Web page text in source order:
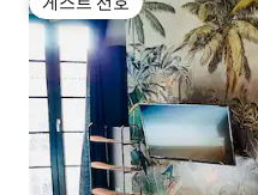
게스트 선호